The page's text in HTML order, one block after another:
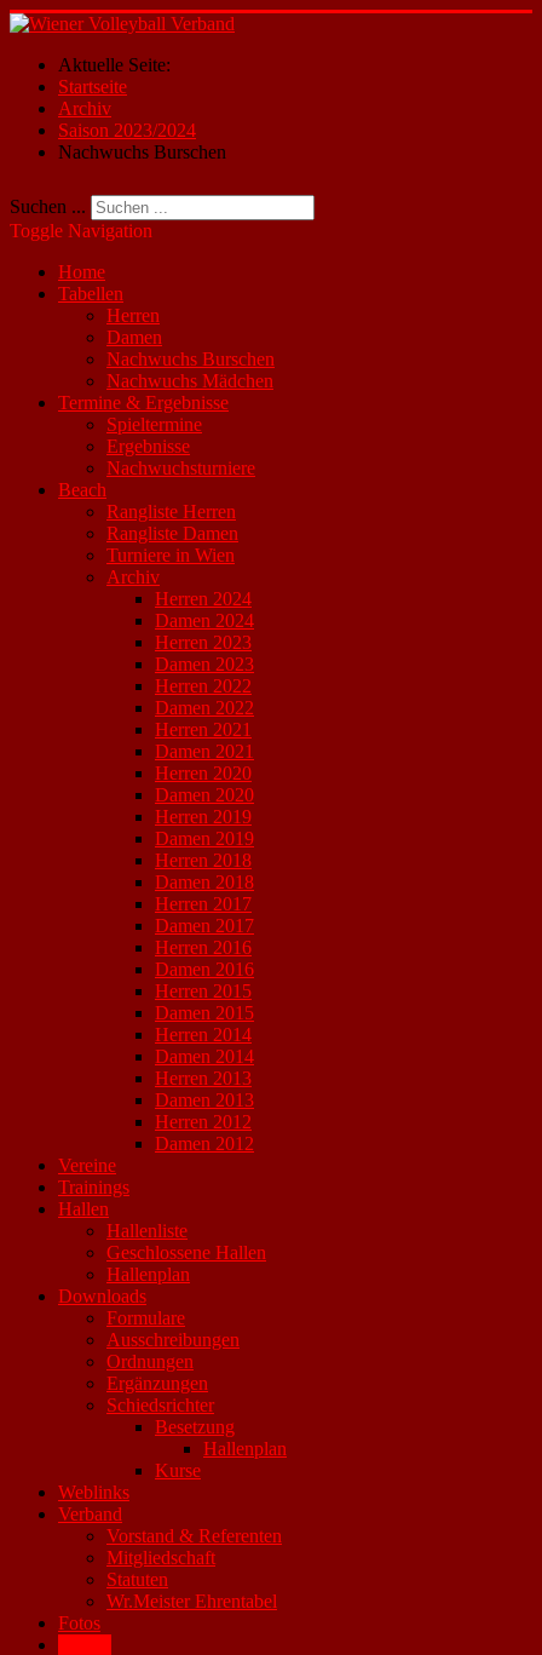
Aktuelle Seite:
Startseite
Archiv
Saison 2023/2024
Nachwuchs Burschen
Suchen ...
Toggle Navigation
Home
Tabellen
Herren
Damen
Nachwuchs Burschen
Nachwuchs Mädchen
Termine & Ergebnisse
Spieltermine
Ergebnisse
Nachwuchsturniere
Beach
Rangliste Herren
Rangliste Damen
Turniere in Wien
Archiv
Herren 2024
Damen 2024
Herren 2023
Damen 2023
Herren 2022
Damen 2022
Herren 2021
Damen 2021
Herren 2020
Damen 2020
Herren 2019
Damen 2019
Herren 2018
Damen 2018
Herren 2017
Damen 2017
Herren 2016
Damen 2016
Herren 2015
Damen 2015
Herren 2014
Damen 2014
Herren 2013
Damen 2013
Herren 2012
Damen 2012
Vereine
Trainings
Hallen
Hallenliste
Geschlossene Hallen
Hallenplan
Downloads
Formulare
Ausschreibungen
Ordnungen
Ergänzungen
Schiedsrichter
Besetzung
Hallenplan
Kurse
Weblinks
Verband
Vorstand & Referenten
Mitgliedschaft
Statuten
Wr.Meister Ehrentabel
Fotos